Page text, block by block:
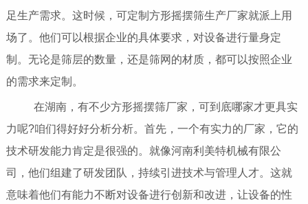
足生产需求。这时候，可定制方形摇摆筛生产厂家就派上用
场了。他们可以根据企业的具体要求，对设备进行量身定
制。无论是筛层的数量，还是筛网的材质，都可以按照企业
的需求来定制。
在湖南，有不少方形摇摆筛厂家，可到底哪家才更具实
力呢?咱们得好好分析分析。首先，一个有实力的厂家，它的
技术研发能力肯定是很强的。就像河南利美特机械有限公
司，他们组建了研发团队，持续引进技术与管理人才。这就
意味着他们有能力不断对设备进行创新和改进，让设备的性